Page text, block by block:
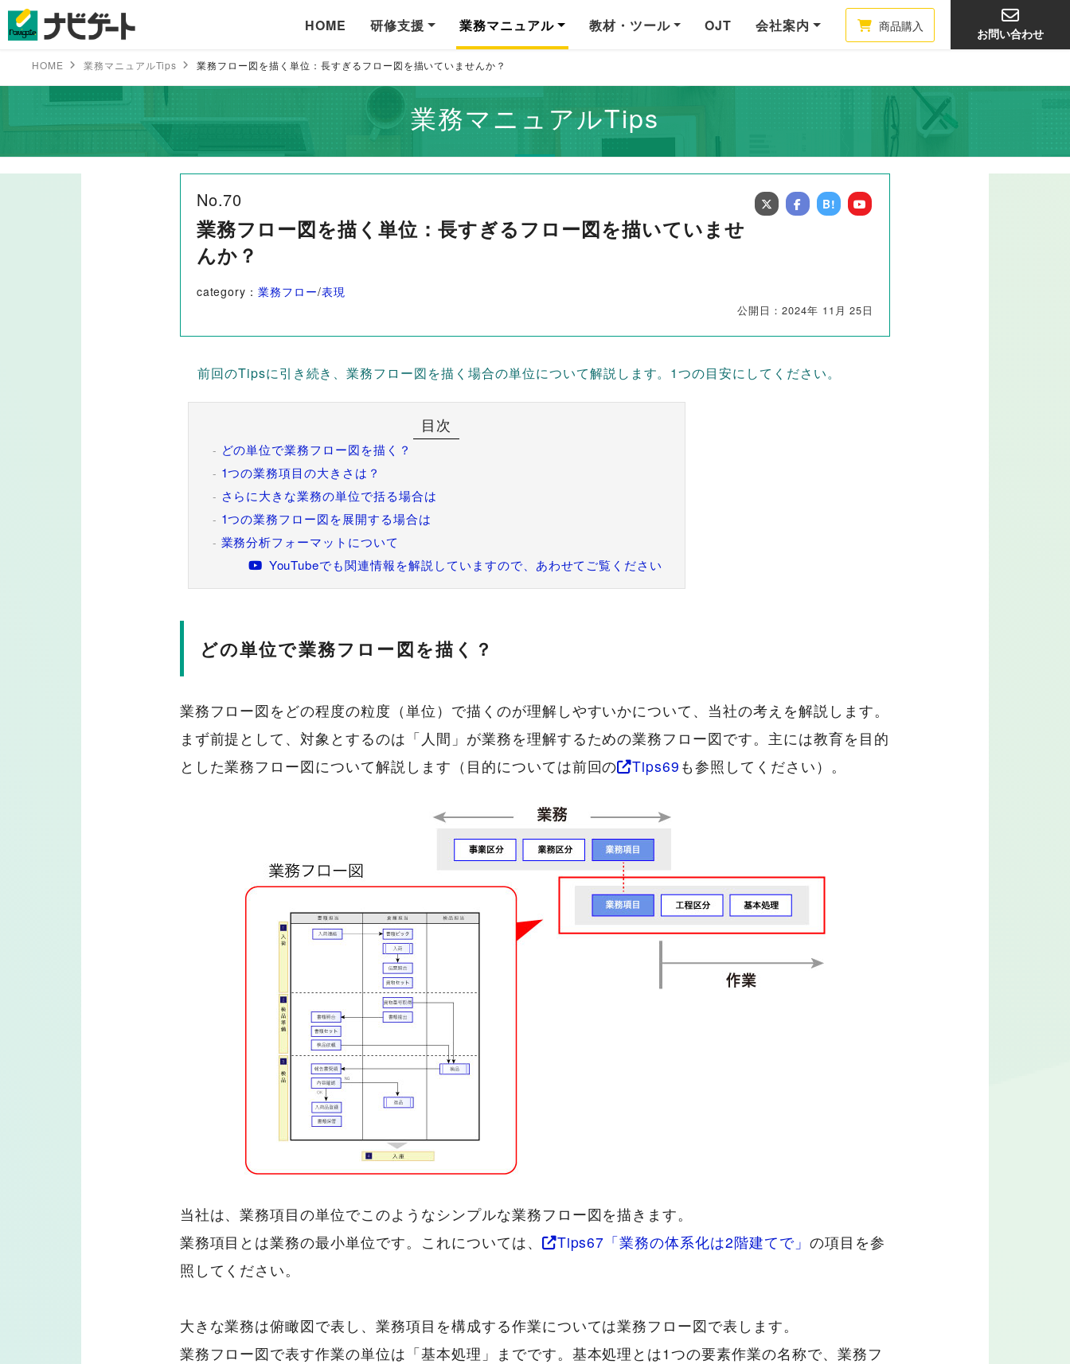
HOME 研修支援 業務マニュアル 教材・ツール OJT 会社案内 商品購入
お問い合わせ
HOME 業務マニュアルTips 業務フロー図を描く単位：長すぎるフロー図を描いていませんか？
業務マニュアルTips
B!
No.70
業務フロー図を描く単位：長すぎるフロー図を描いていませ
んか？
category：業務フロー/表現
公開日：2024年 11月 25日
前回のTipsに引き続き、業務フロー図を描く場合の単位について解説します。1つの目安にしてください。
どの単位で業務フロー図を描く？
1つの業務項目の大きさは？
さらに大きな業務の単位で括る場合は
1つの業務フロー図を展開する場合は
業務分析フォーマットについて
YouTubeでも関連情報を解説していますので、あわせてご覧ください
どの単位で業務フロー図を描く？
業務フロー図をどの程度の粒度（単位）で描くのが理解しやすいかについて、当社の考えを解説します。
まず前提として、対象とするのは「人間」が業務を理解するための業務フロー図です。主には教育を目的
とした業務フロー図について解説します（目的については前回の
Tips69 も参照してください）。
当社は、業務項目の単位でこのようなシンプルな業務フロー図を描きます。
業務項目とは業務の最小単位です。これについては、
Tips67「業務の体系化は2階建てで」 の項目を参
照してください。
大きな業務は俯瞰図で表し、業務項目を構成する作業については業務フロー図で表します。
業務フロー図で表す作業の単位は「基本処理」までです。基本処理とは1つの要素作業の名称で、業務フ